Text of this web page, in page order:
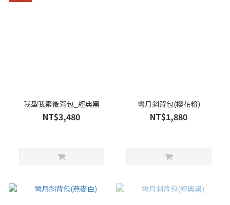
我型我素後背包_經典黑
NT$3,480
彎月斜背包(櫻花粉)
NT$1,880